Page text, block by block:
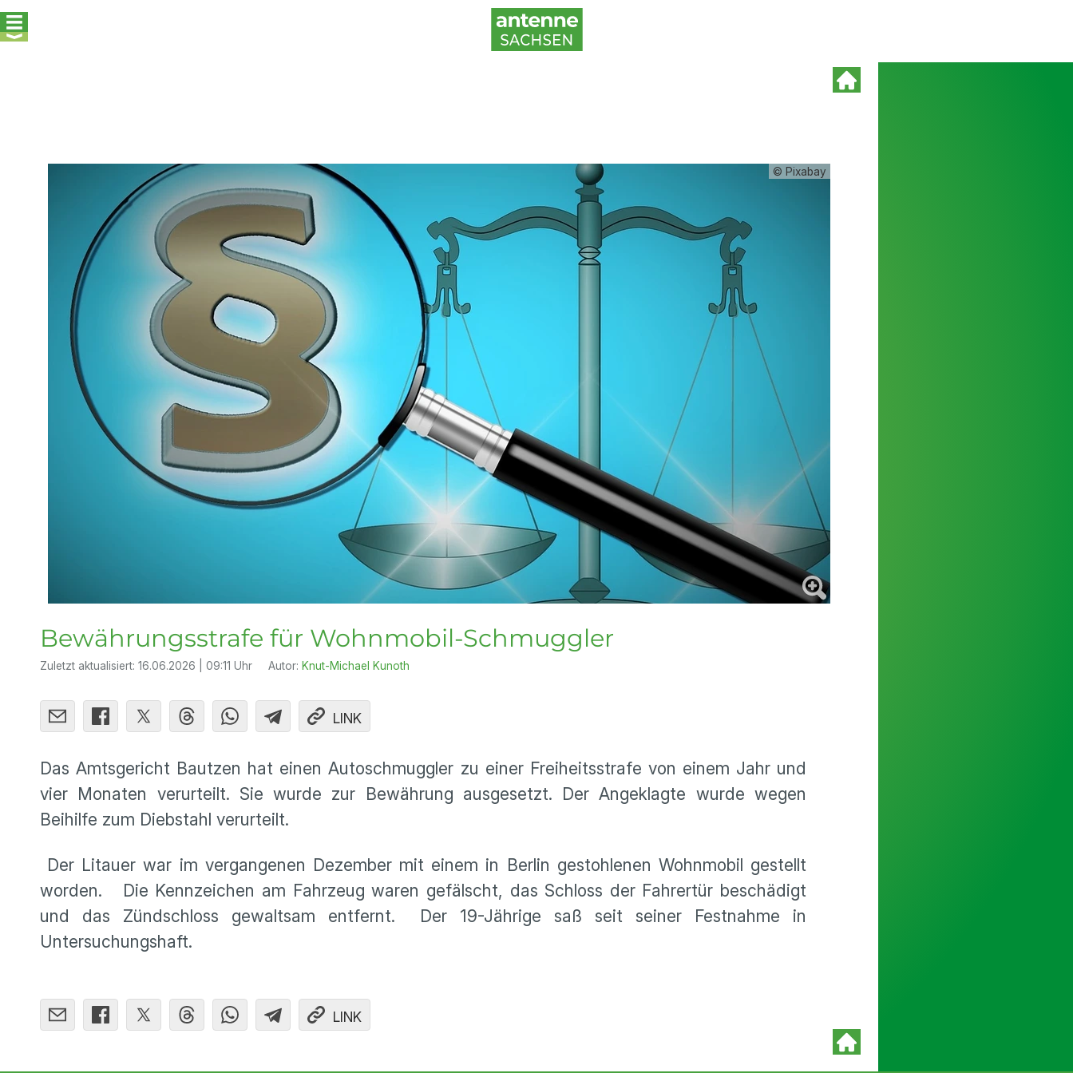
© Pixabay
Bewährungsstrafe für Wohnmobil-Schmuggler
Zuletzt aktualisiert: 16.06.2026 | 09:11 Uhr Autor: Knut-Michael Kunoth
LINK
Das Amtsgericht Bautzen hat einen Autoschmuggler zu einer Freiheitsstrafe von einem Jahr und
vier Monaten verurteilt. Sie wurde zur Bewährung ausgesetzt. Der Angeklagte wurde wegen
Beihilfe zum Diebstahl verurteilt.
Der Litauer war im vergangenen Dezember mit einem in Berlin gestohlenen Wohnmobil gestellt
worden. Die Kennzeichen am Fahrzeug waren gefälscht, das Schloss der Fahrertür beschädigt
und das Zündschloss gewaltsam entfernt. Der 19-Jährige saß seit seiner Festnahme in
Untersuchungshaft.
LINK